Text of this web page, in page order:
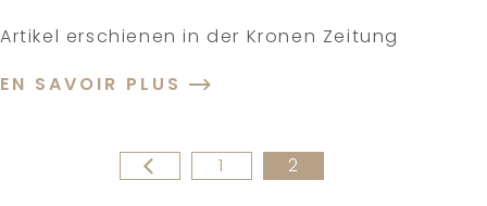
Artikel erschienen in der Kronen Zeitung
EN SAVOIR PLUS
1 2